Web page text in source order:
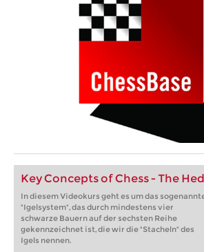
Key Concepts of Chess - The
In diesem Videokurs geht es um das
"Igelsystem", das durch mindestens vier
schwarze Bauern auf der sechsten Reihe
gekennzeichnet ist, die wir die "Stacheln" des
Igels nennen.